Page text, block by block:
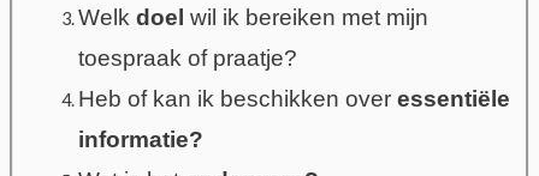
Welk doel wil ik bereiken met mijn
toespraak of praatje?
Heb of kan ik beschikken over essentiële
informatie?